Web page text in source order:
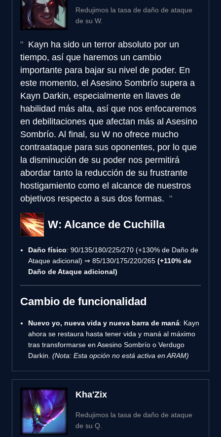
Redujimos la tasa de daño de ataque
de su W.
Kayn ha sido un terror absoluto por un
tiempo, así que haremos un cambio
importante para bajar su nivel de poder. En
este momento, el Asesino Sombrío supera a
Kayn Darkin, especialmente en llaves de
habilidad más alta, así que nos enfocaremos
en debilitaciones que afectan más al Asesino
Sombrío. Al final, su W no ofrece mucho
contraataque para sus oponentes, por lo que
la disminución de su poder nos permitirá
abordar tanto la reducción de su frustrante
hostigamiento como el alcance de nuestros
objetivos respecto a sus dos formas.
W: Alcance de Cuchilla
Daño físico: 90/135/180/225/270 (+130% de Daño de
Ataque adicional) ⇒ 85/130/175/220/265 (+110% de
Daño de Ataque adicional)
Cambio de funcionalidad
Nuevo yo, nueva vida y nueva barra de maná: Kayn
ahora se restaura hasta tener vida y maná al máximo
tras transformarse en Asesino Sombrío o Verdugo
Darkin. (Nota: Esta opción no está activa en ARAM)
Kha'Zix
Redujimos la tasa de daño de ataque
de su Q.